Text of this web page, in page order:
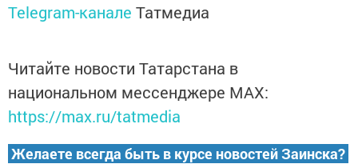
Telegram-канале Татмедиа
Читайте новости Татарстана в
национальном мессенджере MАХ:
https://max.ru/tatmedia
Желаете всегда быть в курсе новостей Заинска?